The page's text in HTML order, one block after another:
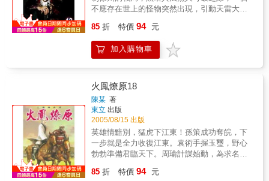
不應存在世上的怪物突然出現，引動天雷大挫
他的心卻在動搖，因為勝利將毀於這怪物的手
上……。
85 折 特價 94 元
加入購物車
火鳳燎原18
陳某 著
東立 出版
2005/08/15 出版
英雄情黯別，猛虎下江東！孫策成功奪皖，下
一步就是全力收復江東。袁術手握玉璽，野心
勃勃準備君臨天下。周瑜計謀始動，為求名利
之間做出了抉擇。這一切，全發生在那漫長的
85 折 特價 94 元